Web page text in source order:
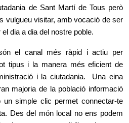
de Sant Martí de Tous però
vulgueu visitar, amb vocació de ser
dia a dia del nostre poble.
el canal més ràpid i actiu per
tipus i la manera més eficient de
i la ciutadania. Una eina
majoria de la població informació
simple clic permet connectar-te
Des del món local no ens podem